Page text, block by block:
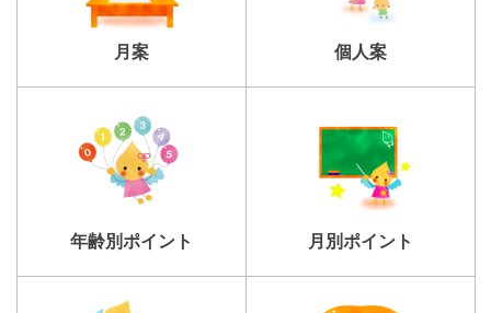
月案 個人案
年齢別ポイント 月別ポイント